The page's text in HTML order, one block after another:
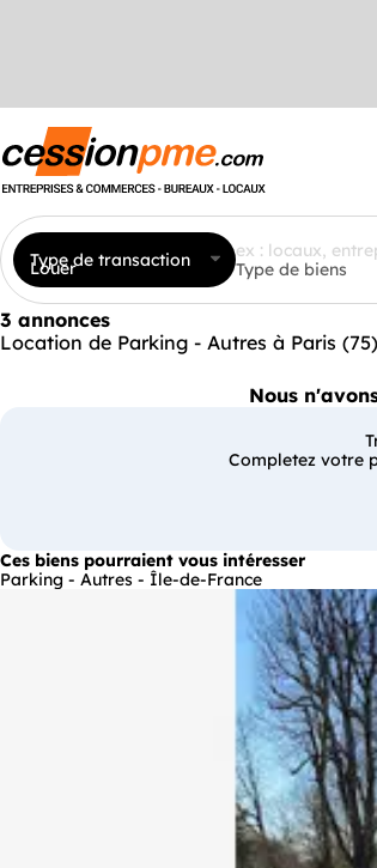
Type de transaction
Louer Type de biens
3 annonces
Location de Parking - Autres à Paris (75)
Nous
Completez votre
Ces biens pourraient vous intéresser
Parking - Autres - Île-de-France